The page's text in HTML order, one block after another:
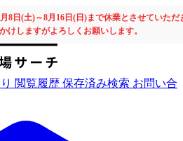
8日(土)～8月16日(日)まで休業とさせていただ
けしますがよろしくお願いします。
閲覧履歴 保存済み検索 お問い合